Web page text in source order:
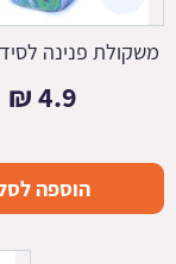
משקולת פנינה
4.9
₪
הוספה